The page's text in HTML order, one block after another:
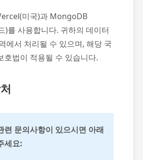
미국)과 MongoDB
)를 사용합니다. 귀하의 데이터
에서 처리될 수 있으며, 해당 국
호법이 적용될 수 있습니다.
련 문의사항이 있으시면 아래
세요: